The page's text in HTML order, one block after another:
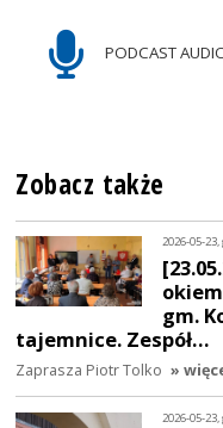
PODCAST
Zobacz także
2026-05-
gm.
tajemnice. Zespół…
Zaprasza Piotr Tolko »
2026-05-